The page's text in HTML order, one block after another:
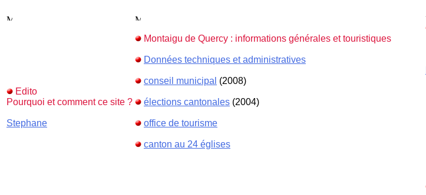
Edito
Pourquoi et comment ce site ?
Stephane
Montaigu de Quercy : informations générales et touristiques
Données techniques et administratives
conseil municipal (2008)
élections cantonales (2004)
office de tourisme
canton au 24 églises